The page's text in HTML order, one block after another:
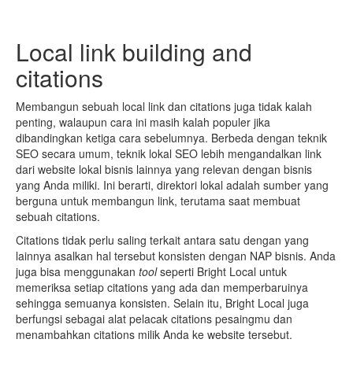
Local link building and
citations
Membangun sebuah local link dan citations juga tidak kalah
penting, walaupun cara ini masih kalah populer jika
dibandingkan ketiga cara sebelumnya. Berbeda dengan teknik
SEO secara umum, teknik lokal SEO lebih mengandalkan link
dari website lokal bisnis lainnya yang relevan dengan bisnis
yang Anda miliki. Ini berarti, direktori lokal adalah sumber yang
berguna untuk membangun link, terutama saat membuat
sebuah citations.
Citations tidak perlu saling terkait antara satu dengan yang
lainnya asalkan hal tersebut konsisten dengan NAP bisnis. Anda
juga bisa menggunakan toolseperti Bright Local untuk
memeriksa setiap citations yang ada dan memperbaruinya
sehingga semuanya konsisten. Selain itu, Bright Local juga
berfungsi sebagai alat pelacak citations pesaingmu dan
menambahkan citations milik Anda ke website tersebut.